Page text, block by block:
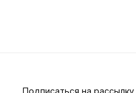
Подписаться на рассылку